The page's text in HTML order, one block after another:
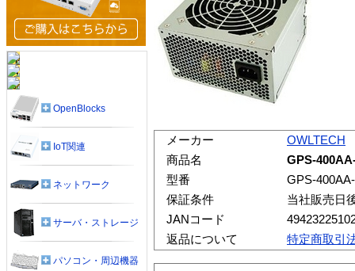
メーカー
OWLTECH
商品名
GPS-
型番
GPS-
保証条件
当社販売日
JANコード
返品について
特定商取引
OpenBlocks
IoT関連
ネットワーク
サーバ・ストレージ
パソコン・周辺機器